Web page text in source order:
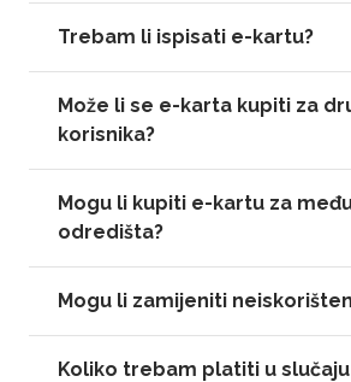
Trebam li ispisati e-kartu?
Može li se e-karta kupiti za
korisnika?
Mogu li kupiti e-kartu za
odredišta?
Mogu li zamijeniti
Koliko trebam platiti u